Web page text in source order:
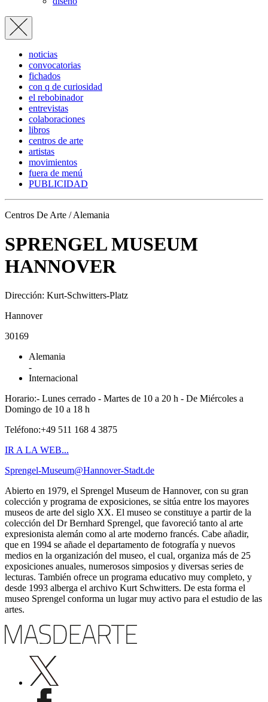
noticias
convocatorias
fichados
con q de curiosidad
el rebobinador
entrevistas
colaboraciones
libros
centros de arte
artistas
movimientos
fuera de menú
PUBLICIDAD
Centros De Arte / Alemania
SPRENGEL MUSEUM
HANNOVER
Dirección: Kurt-Schwitters-Platz
Hannover
30169
Alemania
-
Internacional
Horario:- Lunes cerrado - Martes de 10 a 20 h - De Miércoles a
Domingo de 10 a 18 h
Teléfono:+49 511 168 4 3875
IR A LA WEB...
Sprengel-Museum@Hannover-Stadt.de
Abierto en 1979, el Sprengel Museum de Hannover, con su gran
colección y programa de exposiciones, se sitúa entre los mayores
museos de arte del siglo XX. El museo se constituye a partir de la
colección del Dr Bernhard Sprengel, que favoreció tanto al arte
expresionista alemán como al arte moderno francés. Cabe añadir,
que en 1994 se añade el departamento de fotografía y nuevos
medios en la organización del museo, el cual, organiza más de 25
exposiciones anuales, numerosos simposios y diversas series de
lecturas. También ofrece un programa educativo muy completo, y
desde 1993 alberga el archivo Kurt Schwitters. De esta forma el
museo Sprengel conforma un lugar muy activo para el estudio de las
artes.